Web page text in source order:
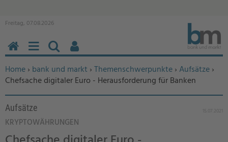
Freitag, 07.08.2026
Sie befinden sich hier:
Home› bank und markt ›Themenschwerpunkte› Aufsätze›
Chefsache digitaler Euro - Herausforderung für Banken
Aufsätze
KRYPTOWÄHRUNGEN
HOMEMENÜSUCHEN
BENUTZERFUNKTIONEN